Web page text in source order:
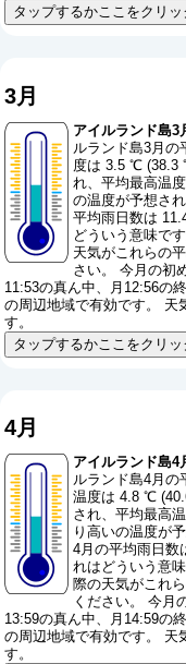
タップするかここをクリ
3月
アイルランド島3
ルランド島3月
度は 3.5 ℃ (38.3
れ、平均最高温
の温度が予想さ
平均雨日数は
どういう意味で
天気がこれらの
さい。 今月の初
11:53の真ん中、月12:56の
の周辺地域で有効です。 天
す。
タップするかここをクリ
4月
アイルランド島4
ルランド島4月
温度は 4.8 ℃
され、平均最高
り高いの温度が
4月の平均雨日数
れはどういう意
際の天気がこれ
ください。 今月
13:59の真ん中、月14:59の
の周辺地域で有効です。 天
す。